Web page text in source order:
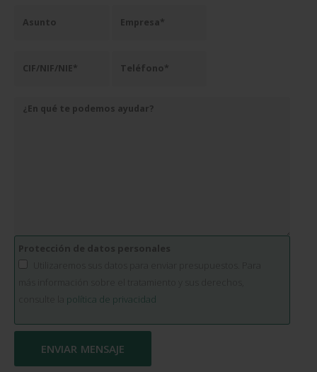
política de privacidad